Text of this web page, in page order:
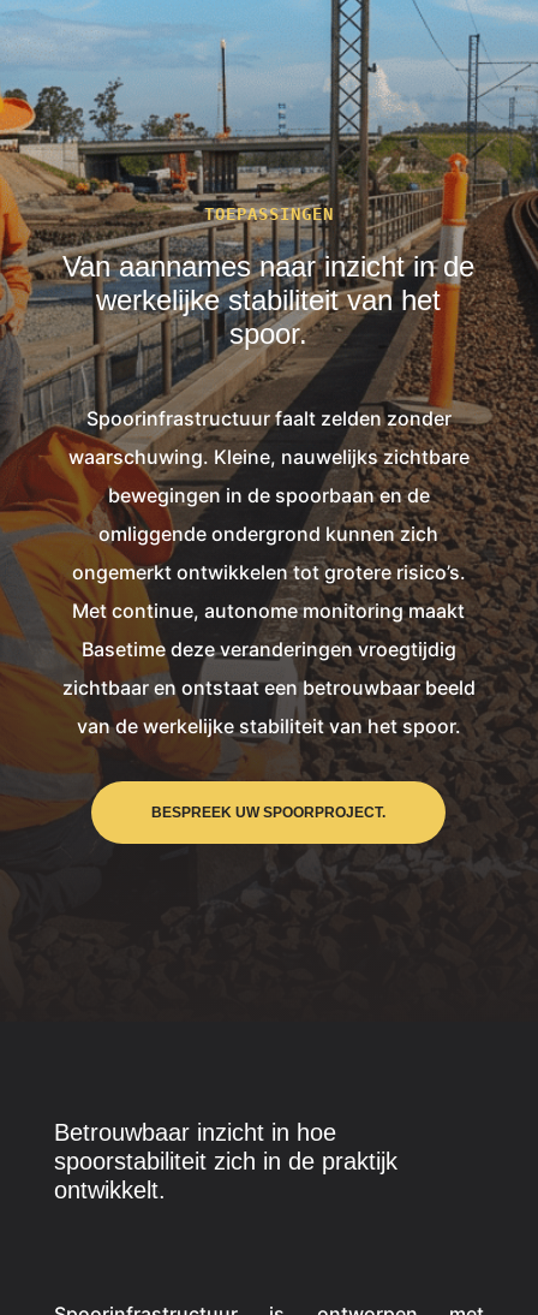
TOEPASSINGEN
Van aannames naar inzicht in de
werkelijke stabiliteit van het
spoor.
Spoorinfrastructuur faalt zelden zonder
waarschuwing. Kleine, nauwelijks zichtbare
bewegingen in de spoorbaan en de
omliggende ondergrond kunnen zich
ongemerkt ontwikkelen tot grotere risico’s.
Met continue, autonome monitoring maakt
Basetime deze veranderingen vroegtijdig
zichtbaar en ontstaat een betrouwbaar beeld
van de werkelijke stabiliteit van het spoor.
BESPREEK UW SPOORPROJECT.
Betrouwbaar inzicht in hoe
spoorstabiliteit zich in de praktijk
ontwikkelt.